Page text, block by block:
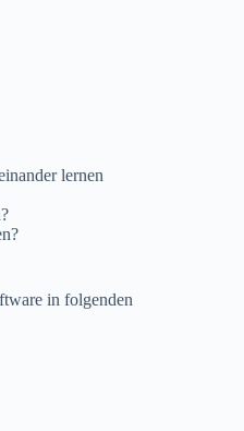
lernen
in folgenden